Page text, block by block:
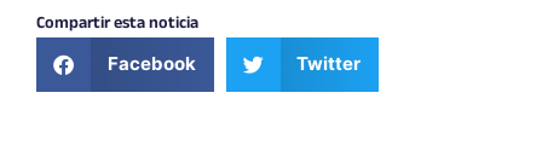
Compartir esta noticia
Facebook Twitter